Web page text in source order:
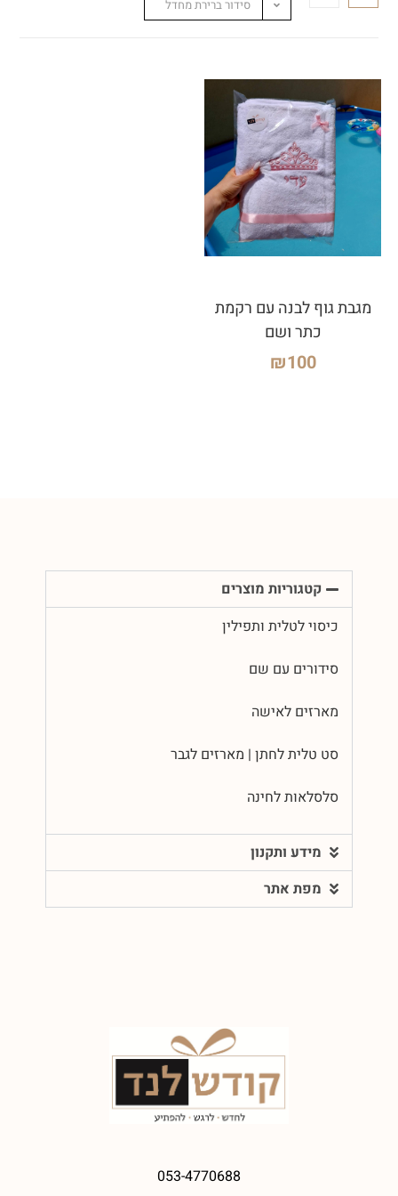
סידור ברירת מחדל
מגבת גוף לבנה עם רקמת
כתר ושם
₪100
קטגוריות מוצרים
כיסוי לטלית ותפילין
סידורים עם שם
מארזים לאישה
סט טלית לחתן | מארזים לגבר
סלסלאות לחינה
מידע ותקנון
מפת אתר
053-4770688